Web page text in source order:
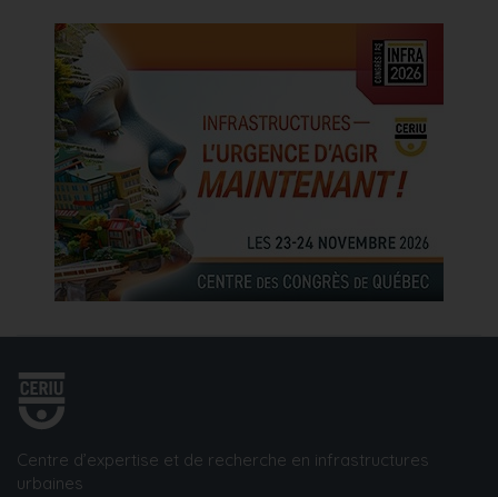
Centre d’expertise et de recherche en infrastructures
urbaines